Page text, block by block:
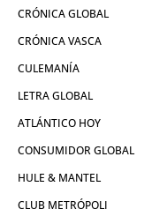
CRÓNICA GLOBAL
CRÓNICA VASCA
CULEMANÍA
LETRA GLOBAL
ATLÁNTICO HOY
CONSUMIDOR GLOBAL
HULE & MANTEL
CLUB METRÓPOLI